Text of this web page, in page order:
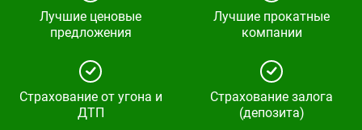
Лучшие ценовые
предложения
Лучшие прокатные
компании
Страхование от угона и
ДТП
Страхование залога
(депозита)